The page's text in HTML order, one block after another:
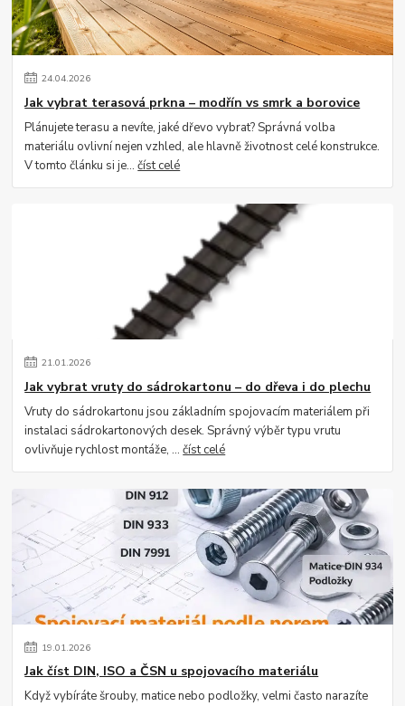
24.04.2026
Jak vybrat terasová prkna – modřín vs smrk a borovice
Plánujete terasu a nevíte, jaké dřevo vybrat? Správná volba
materiálu ovlivní nejen vzhled, ale hlavně životnost celé konstrukce.
V tomto článku si je...číst celé
21.01.2026
Jak vybrat vruty do sádrokartonu – do dřeva i do plechu
Vruty do sádrokartonu jsou základním spojovacím materiálem při
instalaci sádrokartonových desek. Správný výběr typu vrutu
ovlivňuje rychlost montáže, ...číst celé
19.01.2026
Jak číst DIN, ISO a ČSN u spojovacího materiálu
Když vybíráte šrouby, matice nebo podložky, velmi často narazíte